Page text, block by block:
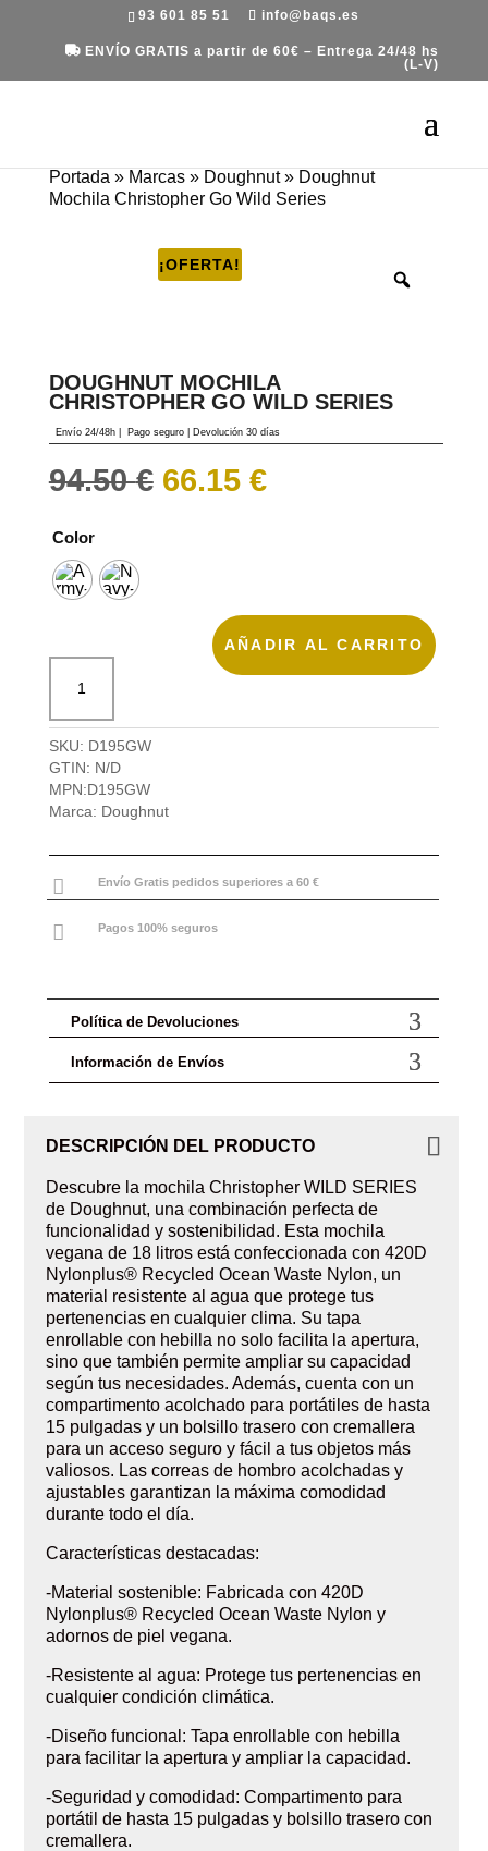
93 601 85 51 info@baqs.es
ENVÍO GRATIS a partir de 60€ – Entrega 24/48 hs
(L-V)
Portada » Marcas» Doughnut» Doughnut
Mochila Christopher Go Wild Series
¡OFERTA!
DOUGHNUT MOCHILA
CHRISTOPHER GO WILD SERIES
Envío 24/48h| Pago seguro | Devolución 30 días
94.50€ El
precio
66.15 €El
precio
Color
Mochila
Go
Wild
Series
cantidad
AÑADIR AL CARRITO
SKU: D195GW
GTIN: N/D
MPN:D195GW
Marca: Doughnut
 Envío Gratis pedidos superiores a 60 €
 Pagos 100% seguros
Política de Devoluciones
Información de Envíos
DESCRIPCIÓN DEL PRODUCTO
Descubre la mochila Christopher WILD SERIES
de Doughnut, una combinación perfecta de
funcionalidad y sostenibilidad. Esta mochila
vegana de 18 litros está confeccionada con 420D
Nylonplus® Recycled Ocean Waste Nylon, un
material resistente al agua que protege tus
pertenencias en cualquier clima. Su tapa
enrollable con hebilla no solo facilita la apertura,
sino que también permite ampliar su capacidad
según tus necesidades. Además, cuenta con un
compartimento acolchado para portátiles de hasta
15 pulgadas y un bolsillo trasero con cremallera
para un acceso seguro y fácil a tus objetos más
valiosos. Las correas de hombro acolchadas y
ajustables garantizan la máxima comodidad
durante todo el día.
Características destacadas:
-Material sostenible: Fabricada con 420D
Nylonplus® Recycled Ocean Waste Nylon y
adornos de piel vegana.
-Resistente al agua: Protege tus pertenencias en
cualquier condición climática.
-Diseño funcional: Tapa enrollable con hebilla
para facilitar la apertura y ampliar la capacidad.
-Seguridad y comodidad: Compartimento para
portátil de hasta 15 pulgadas y bolsillo trasero con
cremallera.